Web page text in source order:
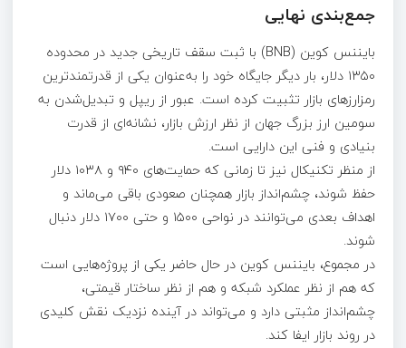
جمع‌بندی نهایی
بایننس کوین (BNB) با ثبت سقف تاریخی جدید در محدوده
۱۳۵۰ دلار، بار دیگر جایگاه خود را به‌عنوان یکی از قدرتمندترین
رمزارزهای بازار تثبیت کرده است. عبور از ریپل و تبدیل‌شدن به
سومین ارز بزرگ جهان از نظر ارزش بازار، نشانه‌ای از قدرت
بنیادی و فنی این دارایی است.
از منظر تکنیکال نیز تا زمانی که حمایت‌های ۹۴۰ و ۱۰۳۸ دلار
حفظ شوند، چشم‌انداز بازار همچنان صعودی باقی می‌ماند و
اهداف بعدی می‌توانند در نواحی ۱۵۰۰ و حتی ۱۷۰۰ دلار دنبال
شوند.
در مجموع، بایننس کوین در حال حاضر یکی از پروژه‌هایی است
که هم از نظر عملکرد شبکه و هم از نظر ساختار قیمتی،
چشم‌انداز مثبتی دارد و می‌تواند در آینده نزدیک نقش کلیدی
در روند بازار ایفا کند.